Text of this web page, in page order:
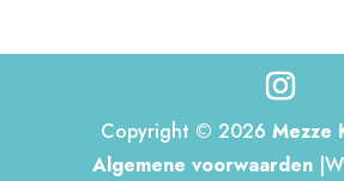
Copyright © 2026Mezze
Algemene voorwaarden